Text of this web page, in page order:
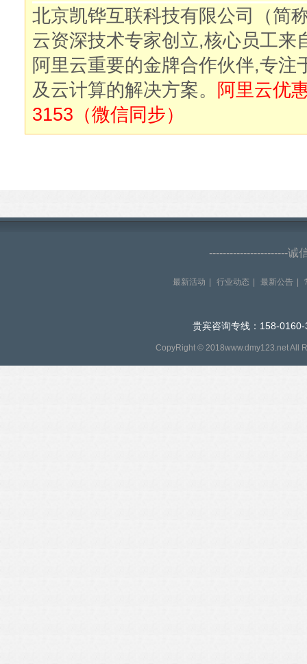
北京凯铧互联科技有限公司（简
云资深技术专家创立,核心员工来
阿里云重要的金牌合作伙伴,专注
及云计算的解决方案。 阿里云优
3153（微信同步）
-----------------------诚
最新活动 行业动态 最新公告
贵宾咨询专线：158-
CopyRight © 2018www.dmy123.net